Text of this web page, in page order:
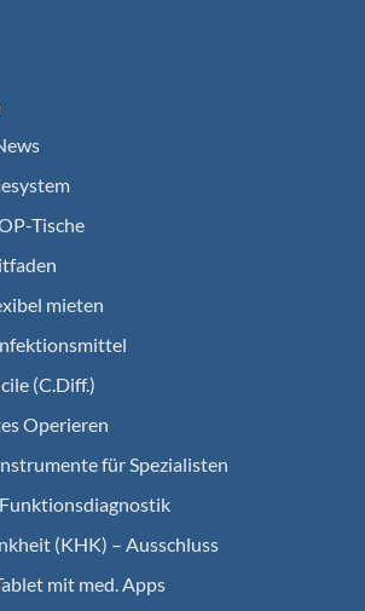
Tische
mieten
(C.Diff.)
Operieren
für Spezialisten
(KHK) – Ausschluss
mit med. Apps